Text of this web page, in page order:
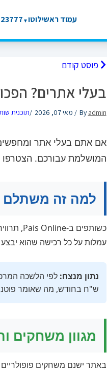
עמוד ראשילוטו▼
777
פוסט קודם
בעלי אתרים?
Byadmin / מאי 07, 2026 /תוכנית
אם אתם בעלי אתר
המושלמת עבורכם. הצטרפו
למה זה משתלם
כשותפים ב-Pais Online, תרוויחו עמלה על כל כרטיס שנמכר דרך הקישור שלכם. הלקוח נרשם תחתכם
עמלות על כל רכישה שהוא
נתון מנצח:
ש"ח בחודש, מה שאומר
מגוון משחקים
באתר ישנם משחקים